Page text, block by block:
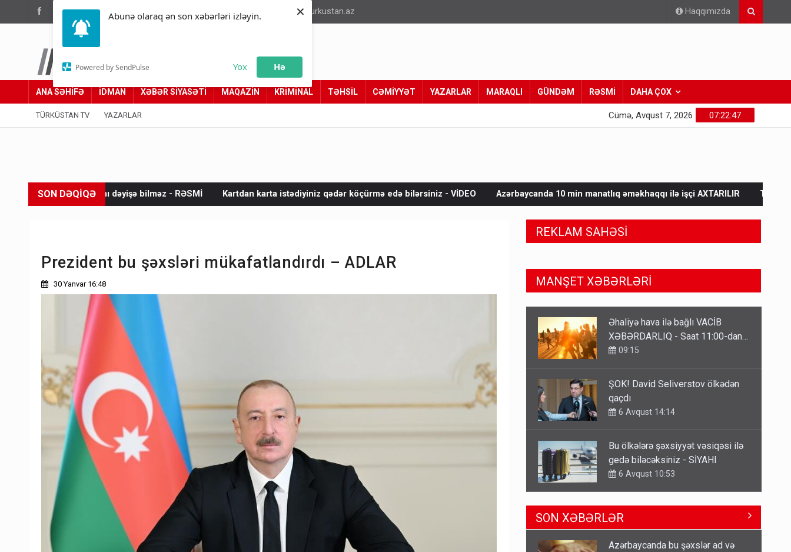
Abunə olaraq ən son xəbərləri izləyin.
Powered by SendPulse Yox Hə
×
(012) 449 94 05 info@turkustan.az Haqqımızda
Türküstan.az
Adımız yolumuzdur
ANA SƏHİFƏ İDMAN XƏBƏR SİYASƏTİ MAQAZİN KRİMİNAL TƏHSİL CƏMİYYƏT YAZARLAR MARAQLI GÜNDƏM RƏSMİ DAHA ÇOX
TÜRKÜSTAN TV YAZARLAR 07:22:48
Cümə, Avqust 7, 2026
SON DƏQİQƏ
dəyişə bilməz - RƏSMİ Kartdan karta istədiyiniz qədər köçürmə edə bilərsiniz - VİDEO Azərbaycanda 10 min manatlıq əməkhaqqı ilə işçi AXTARILIR Tərtərdəki hadisənin sirri
Prezident bu şəxsləri mükafatlandırdı – ADLAR
30 Yanvar 16:48
REKLAM SAHƏSİ
MANŞET XƏBƏRLƏRİ
ŞOK! David Seliverstov ölkədən
qaçdı
6 Avqust 14:14
Bu ölkələrə şəxsiyyət vəsiqəsi ilə
gedə biləcəksiniz - SİYAHI
6 Avqust 10:53
Ərdoğana sui-qəsd planının
iştirakçısı detalları açıqladı
5 Avqust 16:56
Kartdan karta istədiyiniz qədər
köçürmə edə bilərsiniz - VİDEO
SON XƏBƏRLƏR
Azərbaycanda bu şəxslər ad və